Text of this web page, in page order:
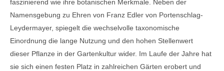
faszinierend wie ihre botanischen Merkmale. Neben der
Namensgebung zu Ehren von Franz Edler von Portenschlag-
Leydermayer, spiegelt die wechselvolle taxonomische
Einordnung die lange Nutzung und den hohen Stellenwert
dieser Pflanze in der Gartenkultur wider. Im Laufe der Jahre hat
sie sich einen festen Platz in zahlreichen Gärten erobert und